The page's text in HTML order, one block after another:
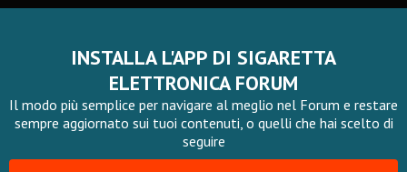
INSTALLA L'APP DI SIGARETTA
ELETTRONICA FORUM
Il modo più semplice per navigare al meglio nel Forum e restare
sempre aggiornato sui tuoi contenuti, o quelli che hai scelto di
seguire